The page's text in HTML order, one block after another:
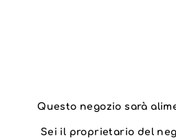
Questo negozio sarà
Sei il proprietario del